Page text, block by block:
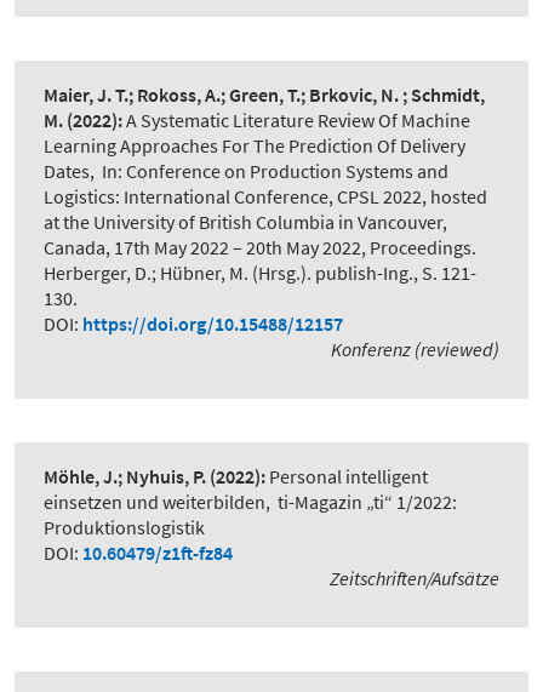
Maier, J. T.; Rokoss, A.; Green, T.; Brkovic, N. ; Schmidt,
M. (2022):A Systematic Literature Review Of Machine
Learning Approaches For The Prediction Of Delivery
Dates, In: Conference on Production Systems and
Logistics: International Conference, CPSL 2022, hosted
at the University of British Columbia in Vancouver,
Canada, 17th May 2022 – 20th May 2022, Proceedings.
Herberger, D.; Hübner, M. (Hrsg.). publish-Ing., S. 121-
130.
DOI: https://doi.org/10.15488/12157
Konferenz (reviewed)
Möhle, J.; Nyhuis, P. (2022): Personal intelligent
einsetzen und weiterbilden, ti-Magazin „ti“ 1/2022:
Produktionslogistik
DOI: 10.60479/z1ft-fz84
Zeitschriften/Aufsätze